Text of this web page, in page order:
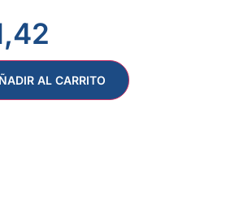
AL CARRITO